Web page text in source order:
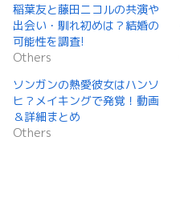
稲葉友と藤田ニコルの共演や
出会い・馴れ初めは？結婚の
可能性を調査!
Others
ソンガンの熱愛彼女はハンソ
ヒ？メイキングで発覚！動画
＆詳細まとめ
Others